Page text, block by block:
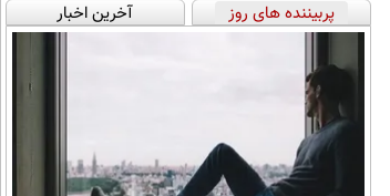
پربیننده های روز آخرین اخبار